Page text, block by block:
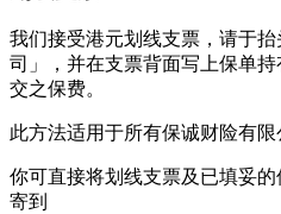
我们接受港元划线支票，请于
司」，并在支票背面写上保单
交之保费。
此方法适用于所有保诚财险有限
你可直接将划线支票及已填妥
寄到